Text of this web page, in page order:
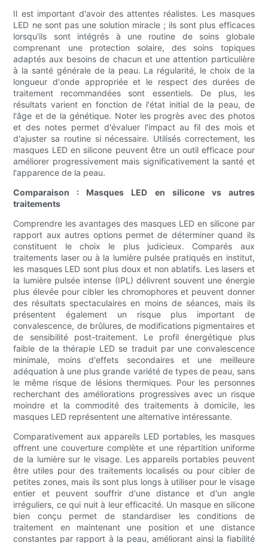
Il est important d'avoir des attentes réalistes. Les masques
LED ne sont pas une solution miracle ; ils sont plus efficaces
lorsqu'ils sont intégrés à une routine de soins globale
comprenant une protection solaire, des soins topiques
adaptés aux besoins de chacun et une attention particulière
à la santé générale de la peau. La régularité, le choix de la
longueur d'onde appropriée et le respect des durées de
traitement recommandées sont essentiels. De plus, les
résultats varient en fonction de l'état initial de la peau, de
l'âge et de la génétique. Noter les progrès avec des photos
et des notes permet d'évaluer l'impact au fil des mois et
d'ajuster sa routine si nécessaire. Utilisés correctement, les
masques LED en silicone peuvent être un outil efficace pour
améliorer progressivement mais significativement la santé et
l'apparence de la peau.
Comparaison : Masques LED en silicone vs autres
traitements
Comprendre les avantages des masques LED en silicone par
rapport aux autres options permet de déterminer quand ils
constituent le choix le plus judicieux. Comparés aux
traitements laser ou à la lumière pulsée pratiqués en institut,
les masques LED sont plus doux et non ablatifs. Les lasers et
la lumière pulsée intense (IPL) délivrent souvent une énergie
plus élevée pour cibler les chromophores et peuvent donner
des résultats spectaculaires en moins de séances, mais ils
présentent également un risque plus important de
convalescence, de brûlures, de modifications pigmentaires et
de sensibilité post-traitement. Le profil énergétique plus
faible de la thérapie LED se traduit par une convalescence
minimale, moins d'effets secondaires et une meilleure
adéquation à une plus grande variété de types de peau, sans
le même risque de lésions thermiques. Pour les personnes
recherchant des améliorations progressives avec un risque
moindre et la commodité des traitements à domicile, les
masques LED représentent une alternative intéressante.
Comparativement aux appareils LED portables, les masques
offrent une couverture complète et une répartition uniforme
de la lumière sur le visage. Les appareils portables peuvent
être utiles pour des traitements localisés ou pour cibler de
petites zones, mais ils sont plus longs à utiliser pour le visage
entier et peuvent souffrir d'une distance et d'un angle
irréguliers, ce qui nuit à leur efficacité. Un masque en silicone
bien conçu permet de standardiser les conditions de
traitement en maintenant une position et une distance
constantes par rapport à la peau, améliorant ainsi la fiabilité